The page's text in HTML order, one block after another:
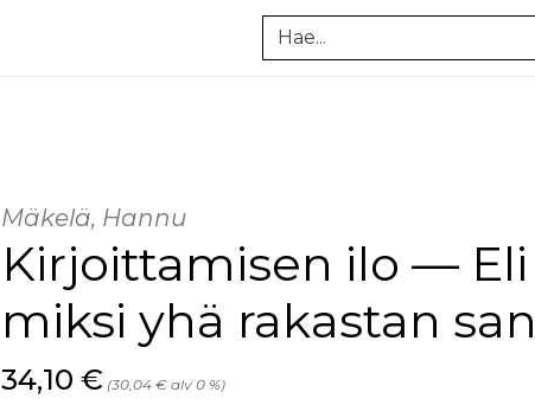
Mäkelä, Hannu
Kirjoittamisen ilo — Eli
miksi yhä rakastan
Hinta nyt
34,10 € (30,04 € alv 0 %)